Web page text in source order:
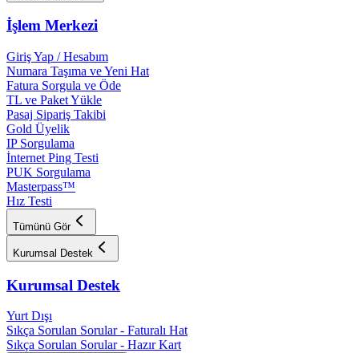
İşlem Merkezi
Giriş Yap / Hesabım
Numara Taşıma ve Yeni Hat
Fatura Sorgula ve Öde
TL ve Paket Yükle
Pasaj Sipariş Takibi
Gold Üyelik
IP Sorgulama
İnternet Ping Testi
PUK Sorgulama
Masterpass™
Hız Testi
Tümünü Gör
Kurumsal Destek
Kurumsal Destek
Yurt Dışı
Sıkça Sorulan Sorular - Faturalı Hat
Sıkça Sorulan Sorular - Hazır Kart